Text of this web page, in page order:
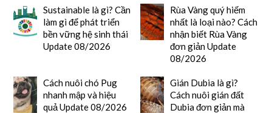
Sustainable là gì? Cần
làm gì để phát triển
bền vững hệ sinh thái
Update 08/2026
Rùa Vàng quý hiếm
nhất là loại nào? Cách
nhận biết Rùa Vàng
đơn giản Update
08/2026
Cách nuôi chó Pug
nhanh mập và hiệu
quả Update 08/2026
Gián Dubia là gì?
Cách nuôi gián đất
Dubia đơn giản mà